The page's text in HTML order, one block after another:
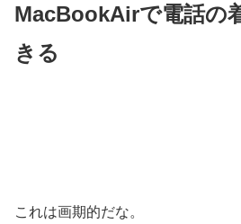
MacBookAirで電話の
きる
これは画期的だな。